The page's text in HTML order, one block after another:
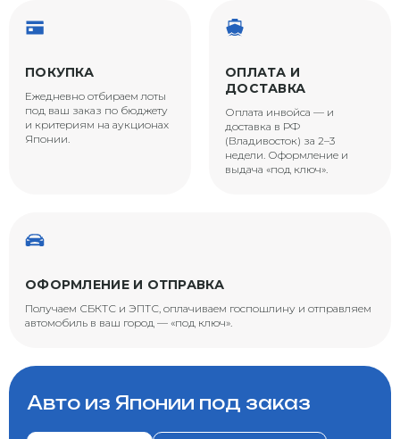
ПОКУПКА
Ежедневно отбираем лоты
под ваш заказ по бюджету
и критериям на аукционах
Японии.
ОПЛАТА И
ДОСТАВКА
Оплата инвойса — и
доставка в РФ
(Владивосток) за 2–3
недели. Оформление и
выдача «под ключ».
ОФОРМЛЕНИЕ И ОТПРАВКА
Получаем СБКТС и ЭПТС, оплачиваем госпошлину и отправляем
автомобиль в ваш город — «под ключ».
Авто из Японии под заказ